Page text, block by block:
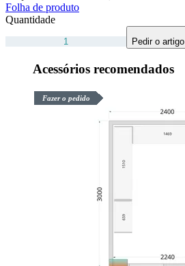
Folha de produto
Quantidade
Pedir o artigo
Acessórios recomendados
Fazer o pedido